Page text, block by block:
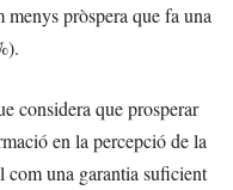
pròspera que fa una
considera que prosperar
en la percepció de la
com una garantia suficient